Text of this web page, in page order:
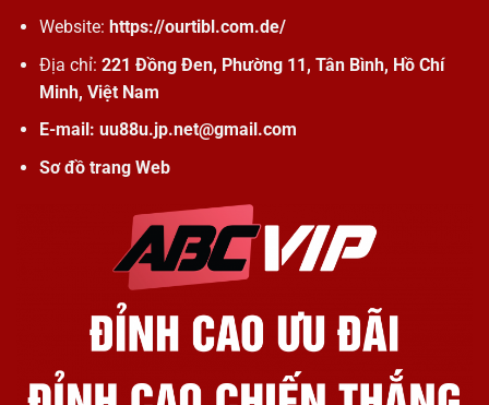
Website: https://ourtibl.com.de/
Địa chỉ: 221 Đồng Đen, Phường 11, Tân Bình, Hồ Chí
Minh, Việt Nam
E-mail: uu88u.jp.net@gmail.com
Sơ đồ trang Web